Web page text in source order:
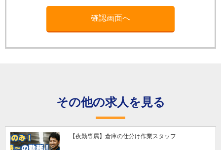
その他の求人を見る
【夜勤専属】倉庫の仕分け作業スタッフ